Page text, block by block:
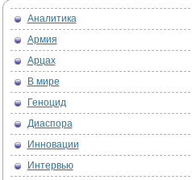
Аналитика
Армия
Арцах
В мире
Геноцид
Диаспора
Инновации
Интервью